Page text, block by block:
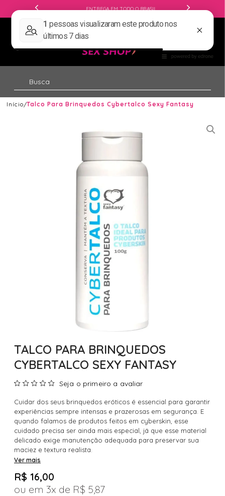
ENTREGA EM TODO O BRASIL
Início Talco Para Brinquedos Cybertalco Sexy Fantasy
TALCO PARA BRINQUEDOS
CYBERTALCO SEXY FANTASY
Seja o primeiro a avaliar
Cuidar dos seus brinquedos eróticos é essencial para garantir
experiências sempre intensas e prazerosas em segurança. E
quando falamos de produtos feitos em cyberskin, esse
cuidado precisa ser ainda mais especial, já que esse material
delicado exige manutenção adequada para preservar sua
maciez e textura realista.
Ver mais
R$ 16,00
3x
R$ 5,87